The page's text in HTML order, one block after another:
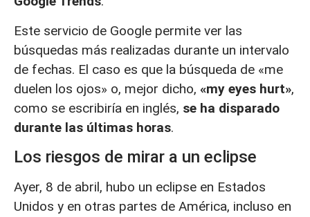
Este servicio de Google permite ver las
búsquedas más realizadas durante un intervalo
de fechas. El caso es que la búsqueda de «me
duelen los ojos» o, mejor dicho, «my eyes hurt»,
como se escribiría en inglés, se ha disparado
durante las últimas horas.
Los riesgos de mirar a un eclipse
Ayer, 8 de abril, hubo un eclipse en Estados
Unidos y en otras partes de América, incluso en